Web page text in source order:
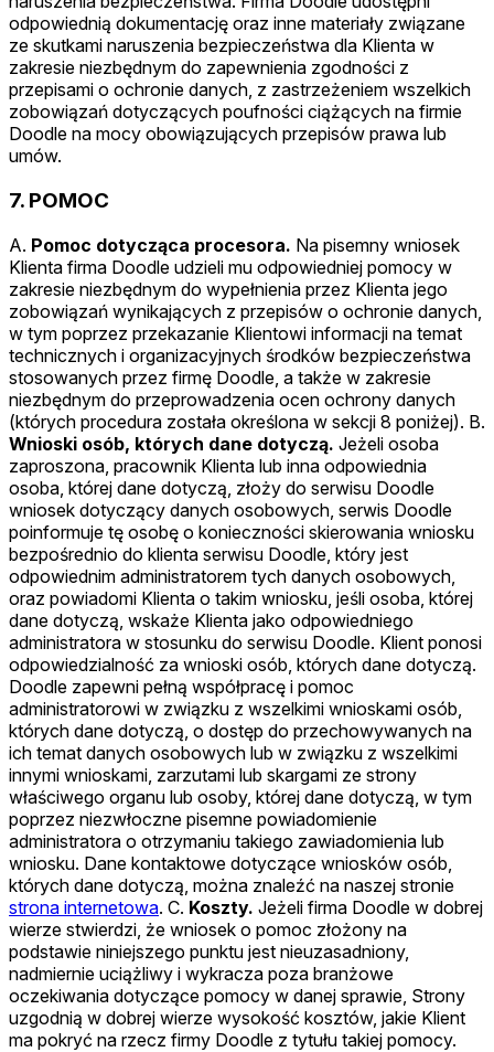
odpowiednią dokumentację oraz inne materiały związane
ze skutkami naruszenia bezpieczeństwa dla Klienta w
zakresie niezbędnym do zapewnienia zgodności z
przepisami o ochronie danych, z zastrzeżeniem wszelkich
zobowiązań dotyczących poufności ciążących na firmie
Doodle na mocy obowiązujących przepisów prawa lub
umów.
7. POMOC
A. Pomoc dotycząca procesora. Na pisemny wniosek
Klienta firma Doodle udzieli mu odpowiedniej pomocy w
zakresie niezbędnym do wypełnienia przez Klienta jego
zobowiązań wynikających z przepisów o ochronie danych,
w tym poprzez przekazanie Klientowi informacji na temat
technicznych i organizacyjnych środków bezpieczeństwa
stosowanych przez firmę Doodle, a także w zakresie
niezbędnym do przeprowadzenia ocen ochrony danych
(których procedura została określona w sekcji 8 poniżej). B.
Wnioski osób, których dane dotyczą. Jeżeli osoba
zaproszona, pracownik Klienta lub inna odpowiednia
osoba, której dane dotyczą, złoży do serwisu Doodle
wniosek dotyczący danych osobowych, serwis Doodle
poinformuje tę osobę o konieczności skierowania wniosku
bezpośrednio do klienta serwisu Doodle, który jest
odpowiednim administratorem tych danych osobowych,
oraz powiadomi Klienta o takim wniosku, jeśli osoba, której
dane dotyczą, wskaże Klienta jako odpowiedniego
administratora w stosunku do serwisu Doodle. Klient ponosi
odpowiedzialność za wnioski osób, których dane dotyczą.
Doodle zapewni pełną współpracę i pomoc
administratorowi w związku z wszelkimi wnioskami osób,
których dane dotyczą, o dostęp do przechowywanych na
ich temat danych osobowych lub w związku z wszelkimi
innymi wnioskami, zarzutami lub skargami ze strony
właściwego organu lub osoby, której dane dotyczą, w tym
poprzez niezwłoczne pisemne powiadomienie
administratora o otrzymaniu takiego zawiadomienia lub
wniosku. Dane kontaktowe dotyczące wniosków osób,
których dane dotyczą, można znaleźć na naszej stronie
strona internetowa. C. Koszty. Jeżeli firma Doodle w dobrej
wierze stwierdzi, że wniosek o pomoc złożony na
podstawie niniejszego punktu jest nieuzasadniony,
nadmiernie uciążliwy i wykracza poza branżowe
oczekiwania dotyczące pomocy w danej sprawie, Strony
uzgodnią w dobrej wierze wysokość kosztów, jakie Klient
ma pokryć na rzecz firmy Doodle z tytułu takiej pomocy.